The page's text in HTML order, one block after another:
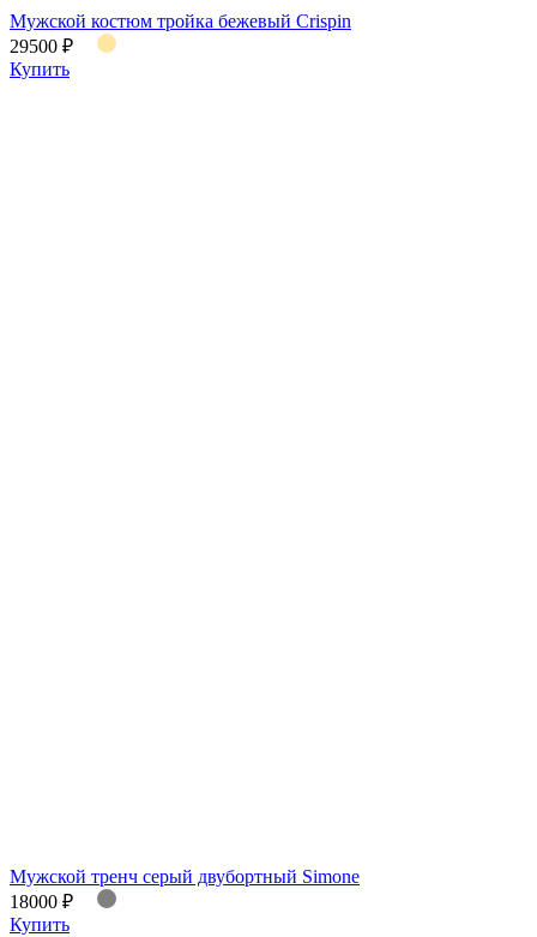
Мужской костюм тройка бежевый Crispin
29500 ₽
Купить
Мужской тренч серый двубортный Simone
18000 ₽
Купить